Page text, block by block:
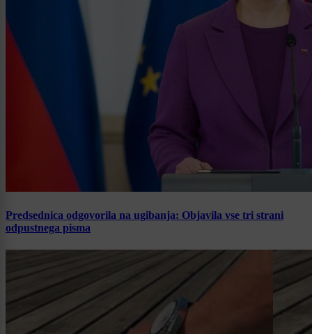
Predsednica odgovorila na ugibanja: Objavila vse tri strani
odpustnega pisma